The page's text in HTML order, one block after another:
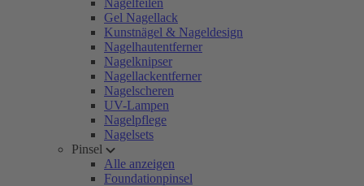
Nagelfeilen
Gel Nagellack
Kunstnägel & Nageldesign
Nagelhautentferner
Nagelknipser
Nagellackentferner
Nagelscheren
UV-Lampen
Nagelpflege
Nagelsets
Pinsel
Alle anzeigen
Foundationpinsel